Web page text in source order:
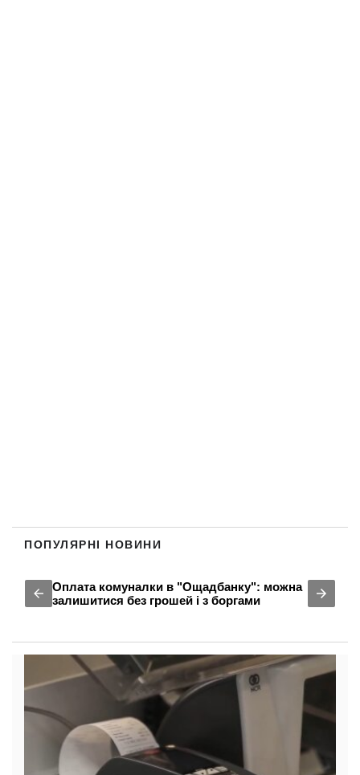
ПОПУЛЯРНІ НОВИНИ
Оплата комуналки в "Ощадбанку": можна
залишитися без грошей і з боргами